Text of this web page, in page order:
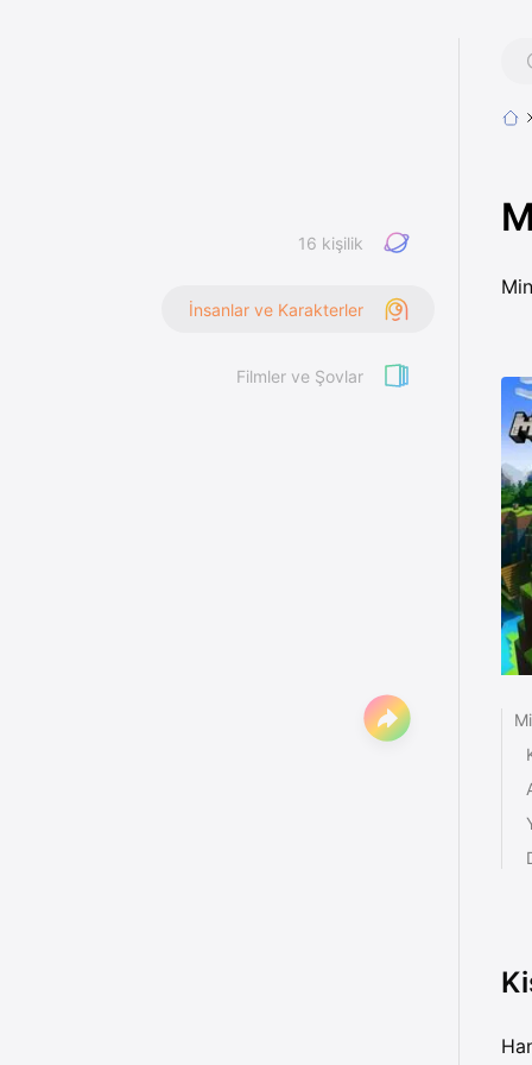
16 kişilik
İnsanlar ve Karakterler
Filmler ve Şovlar